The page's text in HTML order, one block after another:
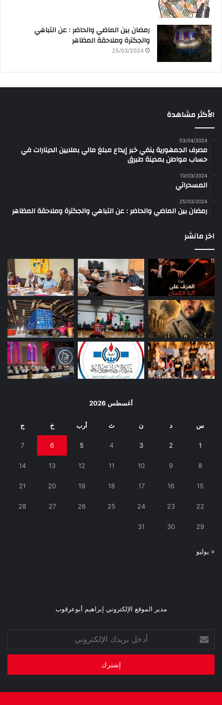
رمضان بين الماضي والحاضر : عن التباهي
والجكترة وملاحقة المظاهر
25/03/2024
الأكثر مشاهدة
03/04/2024
مصرف الجمهورية ينفي خبر إيداع مبلغ مالي بملايين الدينارات في
حساب مواطن بمدينة طبرق
10/03/2024
المسحراتي
25/03/2024
رمضان بين الماضي والحاضر : عن التباهي والجكترة وملاحقة المظاهر
اخر مانشر
أغسطس 2026
س د ن ث أرب خ ج
1
2
3
4
5
6
7
8
9
10
11
12
13
14
15
16
17
18
19
20
21
22
23
24
25
26
27
28
29
30
31
« يوليو
مدير الموقع الإلكتروني إبراهيم أبوعرقوب
بريدك
الإلكتروني